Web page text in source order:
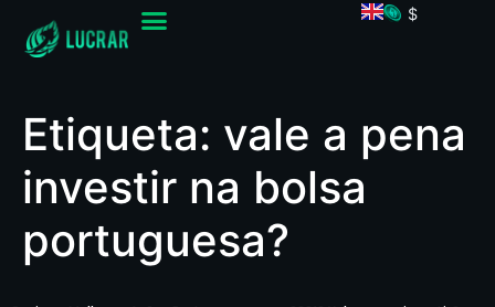
$
Etiqueta: vale a pena
investir na bolsa
portuguesa?